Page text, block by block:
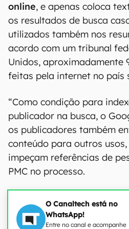
online, e apenas coloca
os resultados de busca
utilizados também nos
acordo com um tribunal
Unidos, aproximadamente
feitas pela internet no país
“Como condição para
publicador na busca, o
os publicadores também
conteúdo para outros
impeçam referências de
PMC no processo.
O Canaltech está no
WhatsApp!
Entre no canal e acompanhe